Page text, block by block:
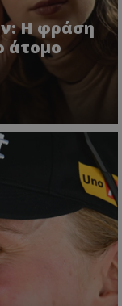
Η φράση
άτομο